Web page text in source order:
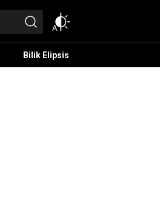
Bilik Elipsis